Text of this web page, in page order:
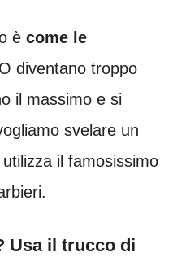
è come le
O diventano troppo
il massimo e si
svelare un
il famosissimo
Usa il trucco di